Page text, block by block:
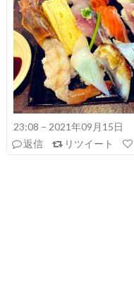
23:08 – 2021年09月15日
返信
リツイート